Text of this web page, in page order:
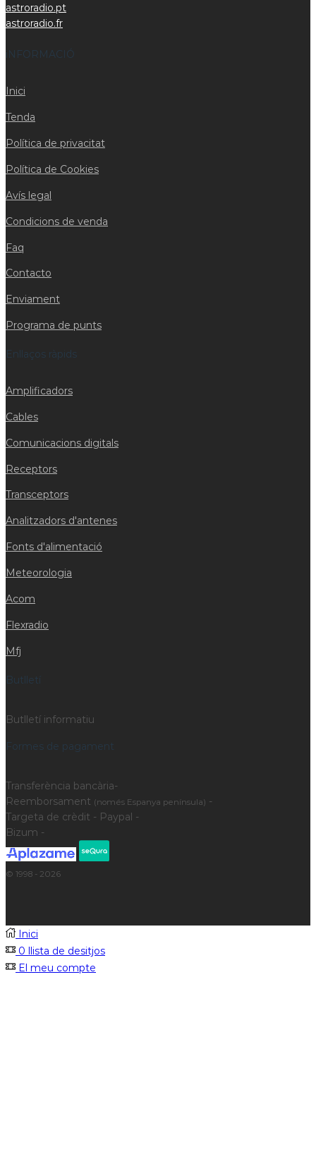
astroradio.pt
astroradio.fr
iNFORMACIÓ
Inici
Tenda
Política de privacitat
Política de Cookies
Avís legal
Condicions de venda
Faq
Contacto
Enviament
Programa de punts
Enllaços ràpids
Amplificadors
Cables
Comunicacions digitals
Receptors
Transceptors
Analitzadors d'antenes
Fonts d'alimentació
Meteorologia
Acom
Flexradio
Mfj
Butlletí
Butlletí informatiu
Formes de pagament
Transferència bancària-
Reemborsament (només Espanya península) -
Targeta de crèdit - Paypal -
Bizum -
© 1998 - 2026
Inici
0 llista de desitjos
El meu compte